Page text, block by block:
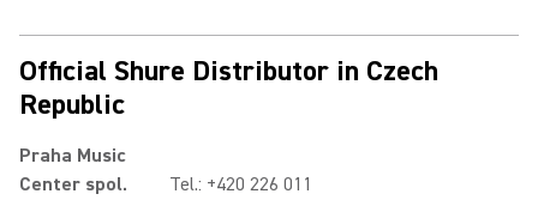
Official Shure Distributor in Czech
Republic
Praha Music
Center spol.
Tel.: +420 226 011